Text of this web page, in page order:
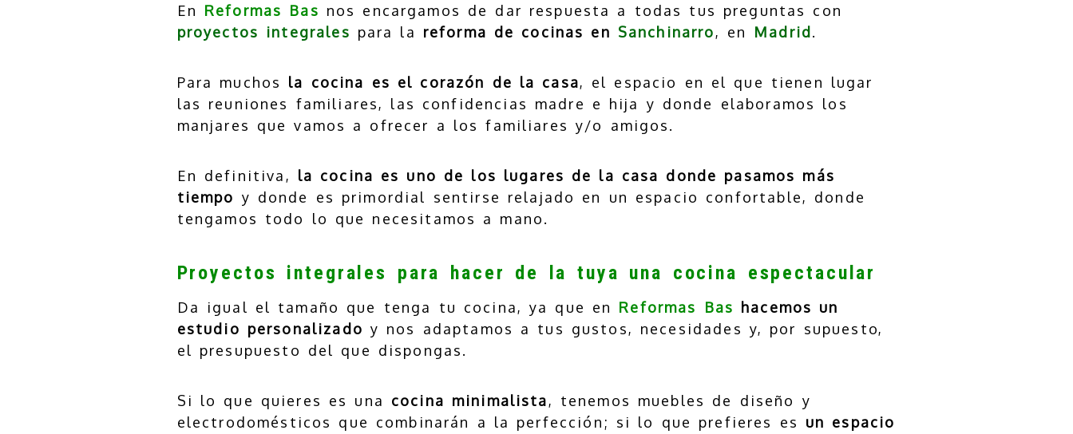
En Reformas Bas nos encargamos de dar respuesta a todas tus preguntas con
proyectos integrales para la reforma de cocinas en Sanchinarro, en Madrid.
Para muchos la cocina es el corazón de la casa, el espacio en el que tienen lugar
las reuniones familiares, las confidencias madre e hija y donde elaboramos los
manjares que vamos a ofrecer a los familiares y/o amigos.
En definitiva, la cocina es uno de los lugares de la casa donde pasamos más
tiempo y donde es primordial sentirse relajado en un espacio confortable, donde
tengamos todo lo que necesitamos a mano.
Proyectos integrales para hacer de la tuya una cocina espectacular
Da igual el tamaño que tenga tu cocina, ya que en Reformas Bas hacemos un
estudio personalizado y nos adaptamos a tus gustos, necesidades y, por supuesto,
el presupuesto del que dispongas.
Si lo que quieres es una cocina minimalista, tenemos muebles de diseño y
electrodomésticos que combinarán a la perfección; si lo que prefieres es un espacio